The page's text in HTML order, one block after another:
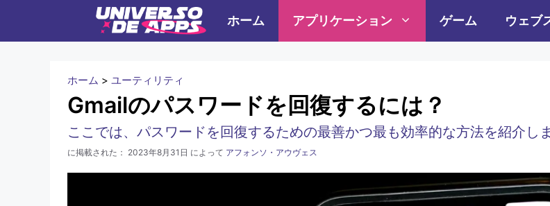
ホーム アプリケーション ゲーム ウェブ
ホーム > ユーティリティ
Gmailのパスワードを回復するには？
ここでは、パスワードを回復するための最善かつ最も効率的な方法を紹介し
に掲載された： 2023年8月31日 によって アフォンソ・アウヴェス